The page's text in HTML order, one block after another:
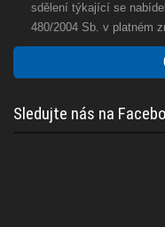
sdělení týkající se
480/2004 Sb. v platném
Sledujte nás na